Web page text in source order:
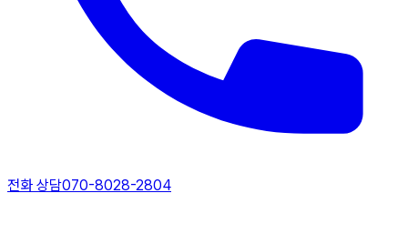
전화 상담070-8028-2804